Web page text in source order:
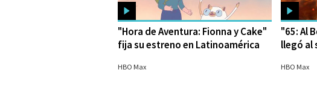
"Hora de Aventura: Fionna y Cake"
fija su estreno en Latinoamérica
HBO Max
"65: Al
llegó al
HBO Max